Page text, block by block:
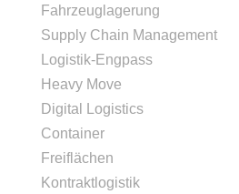
Fahrzeuglagerung
Supply Chain Management
Logistik-Engpass
Heavy Move
Digital Logistics
Container
Freiflächen
Kontraktlogistik